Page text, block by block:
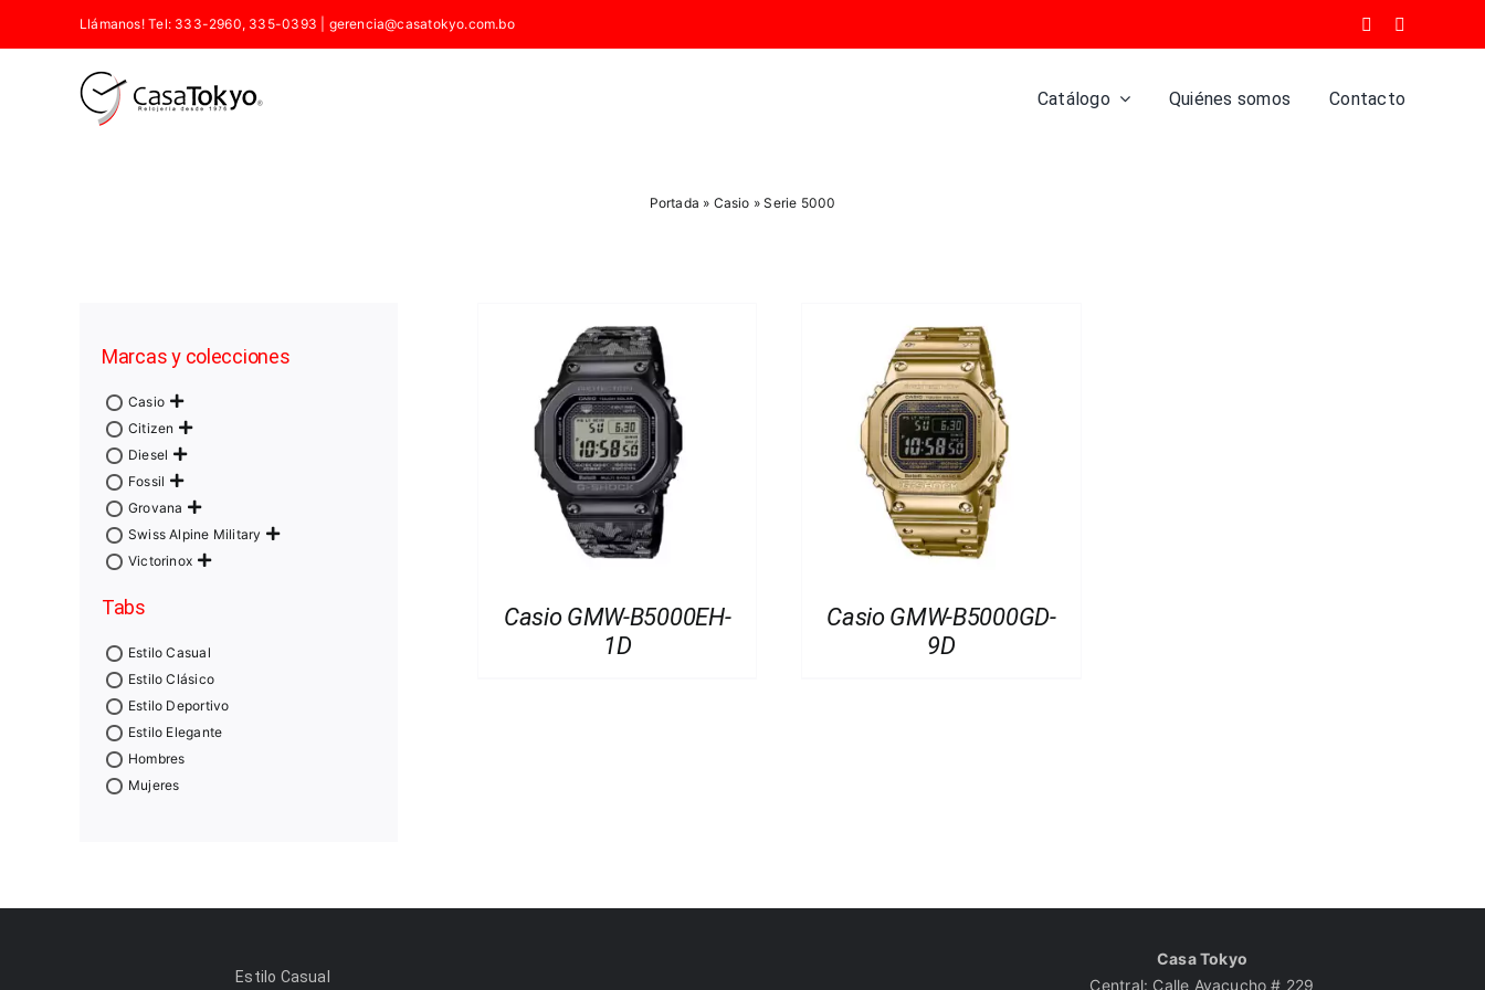
Llámanos! Tel: 333-2960, 335-0393 gerencia@casatokyo.com.bo
Catálogo Quiénes somos Contacto
Portada » Casio »Serie 5000
Casio GMW-B5000EH-
1D
Casio GMW-B5000GD-
9D
Marcas y colecciones
Casio
Citizen
Diesel
Fossil
Grovana
Swiss Alpine Military
Victorinox
Tabs
Estilo Casual
Estilo Clásico
Estilo Deportivo
Estilo Elegante
Hombres
Mujeres
Estilo Casual
Casa Tokyo
Central: Calle Ayacucho # 229